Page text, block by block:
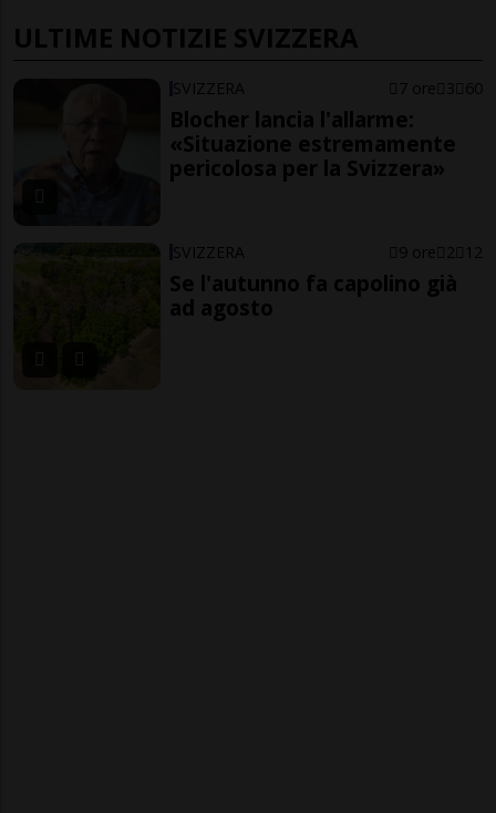
ULTIME NOTIZIE SVIZZERA
SVIZZERA 7 ore 3 60
Blocher lancia l'allarme:
«Situazione estremamente
pericolosa per la Svizzera»
SVIZZERA 9 ore 2 12
Se l'autunno fa capolino già
ad agosto